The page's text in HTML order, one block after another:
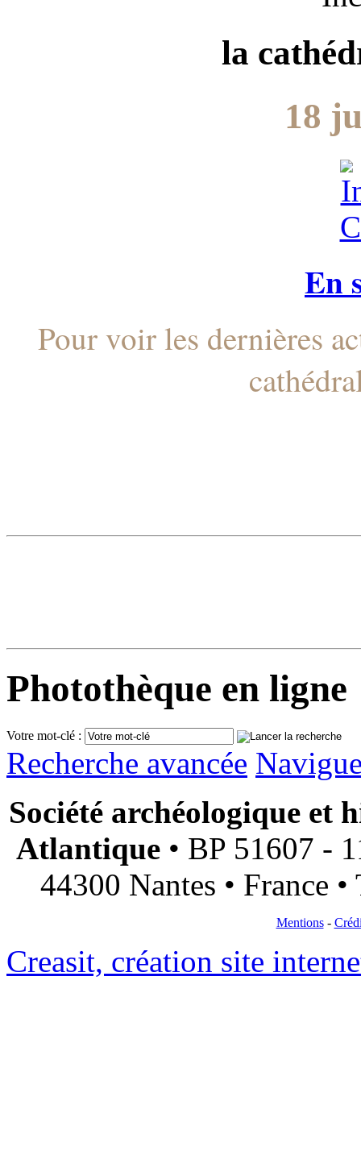
la
18
En
Pour voir les dernières
Photothèque en ligne
Votre mot-clé :
Recherche avancée
Société archéologique et
Atlantique• BP 51607 -
44300 Nantes • France
Mentions-
Creasit, création site